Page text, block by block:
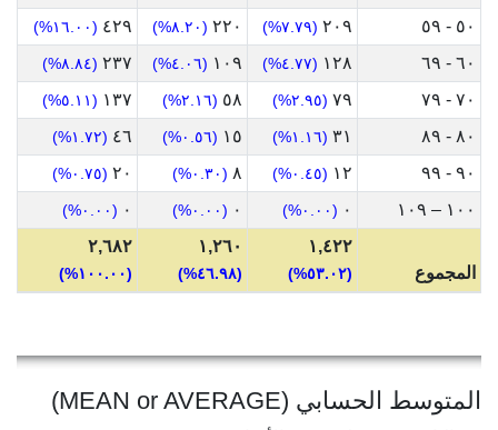
٥٠ - ٥٩ ٢٠٩ (٧.٧٩%) ٢٢٠ (٨.٢٠%) ٤٢٩ (١٦.٠٠%)
٦٠ - ٦٩ ١٢٨ (٤.٧٧%) ١٠٩ (٤.٠٦%) ٢٣٧ (٨.٨٤%)
٧٠ - ٧٩ ٧٩ (٢.٩٥%) ٥٨ (٢.١٦%) ١٣٧ (٥.١١%)
٨٠ - ٨٩ ٣١ (١.١٦%) ١٥ (٠.٥٦%) ٤٦ (١.٧٢%)
٩٠ - ٩٩ ١٢ (٠.٤٥%) ٨ (٠.٣٠%) ٢٠ (٠.٧٥%)
١٠٠ – ١٠٩ ٠ (٠.٠٠%) ٠ (٠.٠٠%) ٠ (٠.٠٠%)
المجموع
١,٤٢٢
(٥٣.٠٢%)
١,٢٦٠
(٤٦.٩٨%)
٢,٦٨٢
(١٠٠.٠٠%)
المتوسط الحسابي (MEAN or AVERAGE)